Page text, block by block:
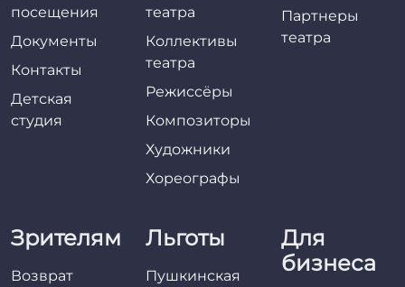
посещения
Документы
Контакты
Детская
студия
театра
Коллективы
театра
Режиссёры
Композиторы
Художники
Хореографы
Партнеры
театра
Зрителям
Возврат
Льготы
Пушкинская
Для
бизнеса